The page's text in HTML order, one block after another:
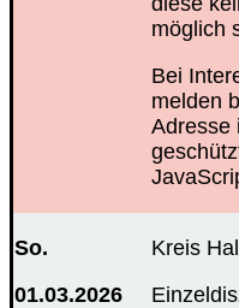
möglich
Bei
melden
Adresse
So.
01.03.2026
Kreis